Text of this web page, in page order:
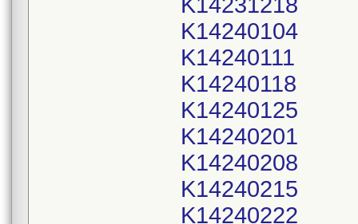
K14240104
K14240111
K14240118
K14240125
K14240201
K14240208
K14240215
K14240222